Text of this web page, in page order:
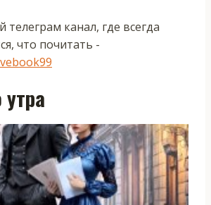
канал, где всегда
что почитать -